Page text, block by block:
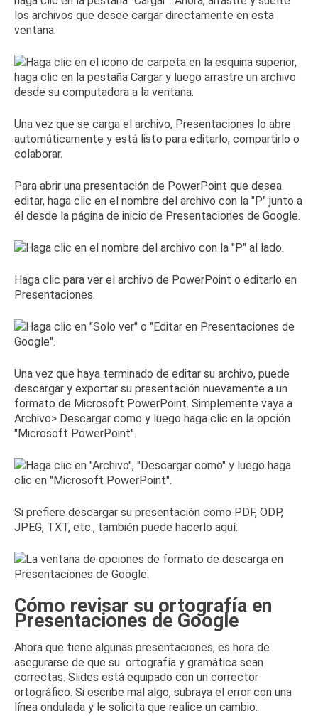
los archivos que desee cargar directamente en esta
ventana.
Una vez que se carga el archivo, Presentaciones lo abre
automáticamente y está listo para editarlo, compartirlo o
colaborar.
Para abrir una presentación de PowerPoint que desea
editar, haga clic en el nombre del archivo con la "P" junto a
él desde la página de inicio de Presentaciones de Google.
Haga clic para ver el archivo de PowerPoint o editarlo en
Presentaciones.
Una vez que haya terminado de editar su archivo, puede
descargar y exportar su presentación nuevamente a un
formato de Microsoft PowerPoint. Simplemente vaya a
Archivo> Descargar como y luego haga clic en la opción
"Microsoft PowerPoint".
Si prefiere descargar su presentación como PDF, ODP,
JPEG, TXT, etc., también puede hacerlo aquí.
Cómo revisar su ortografía en
Presentaciones de Google
Ahora que tiene algunas presentaciones, es hora de
asegurarse de que su ortografía y gramática sean
correctas. Slides está equipado con un corrector
ortográfico. Si escribe mal algo, subraya el error con una
línea ondulada y le solicita que realice un cambio.